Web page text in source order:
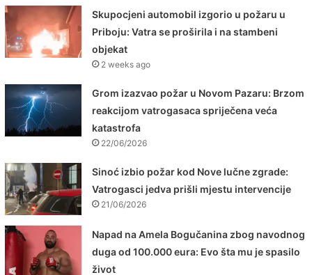
Skupocjeni automobil izgorio u požaru u
Priboju: Vatra se proširila i na stambeni
objekat
2 weeks ago
Grom izazvao požar u Novom Pazaru: Brzom
reakcijom vatrogasaca spriječena veća
katastrofa
22/06/2026
Sinoć izbio požar kod Nove lučne zgrade:
Vatrogasci jedva prišli mjestu intervencije
21/06/2026
Napad na Amela Bogučanina zbog navodnog
duga od 100.000 eura: Evo šta mu je spasilo
život